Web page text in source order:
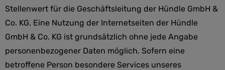
Stellenwert für die Geschäftsleitung der Hündle GmbH &
Co. KG. Eine Nutzung der Internetseiten der Hündle
GmbH & Co. KG ist grundsätzlich ohne jede Angabe
personenbezogener Daten möglich. Sofern eine
betroffene Person besondere Services unseres